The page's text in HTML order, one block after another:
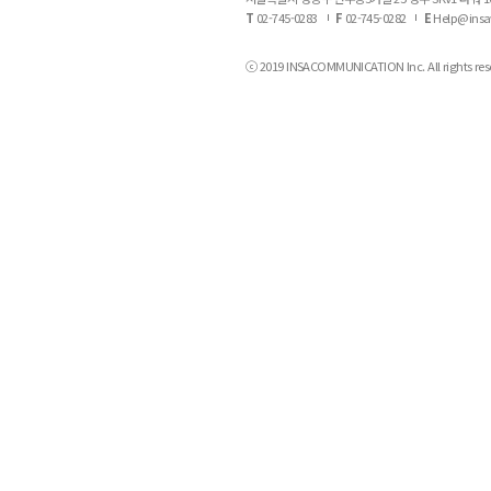
T 02-745-0283 F 02-745-0282 E
ⓒ 2019 INSACOMMUNICATION Inc. All rights